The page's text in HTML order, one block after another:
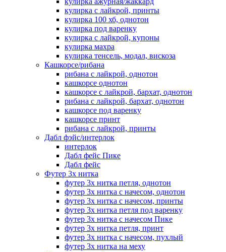
кулирка с лайкрой, принты
кулирка 100 хб, однотон
кулирка под варенку
кулирка с лайкрой, купоны
кулирка махра
кулирка тенсель, модал, вискоза
Кашкорсе/рибана
рибана с лайкрой, однотон
кашкорсе однотон
кашкорсе с лайкрой, бархат, однотон
рибана с лайкрой, бархат, однотон
кашкорсе под варенку
кашкорсе принт
рибана с лайкрой, принты
Дабл фэйс/интерлок
интерлок
Дабл фейс Пике
Дабл фейс
Футер 3х нитка
футер 3х нитка петля, однотон
футер 3х нитка с начесом, однотон
футер 3х нитка с начесом, принты
футер 3х нитка петля под варенку
футер 3х нитка с начесом Пике
футер 3х нитка петля, принт
футер 3х нитка с начесом, пухлый
футер 3х нитка на меху